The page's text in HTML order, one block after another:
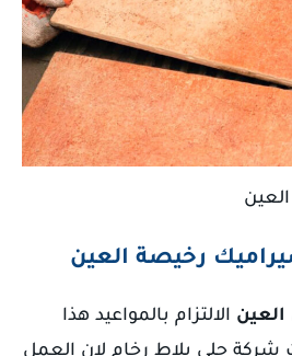
رخيصة العين
العين الالتزام بالمواعيد هذا
شركة جلي بلاط رخام لان العمل